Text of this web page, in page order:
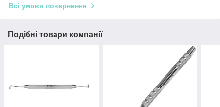
Всі умови повернення
Подібні товари компанії